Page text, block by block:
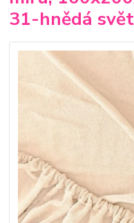
31-hnědá